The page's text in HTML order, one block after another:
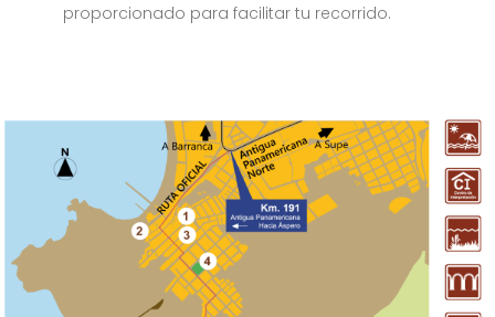
proporcionado para facilitar tu recorrido.